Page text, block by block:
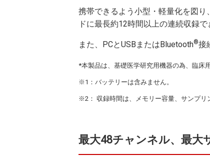
携帯できるよう小型・軽量化を図
ドに最長約12時間以上の連続収録
また、PCとUSBまたはBluetooth®接
*本製品は、基礎医学研究用機器の為、臨床
※1：バッテリーは含みません。
※2： 収録時間は、メモリー容量、サンプリ
最大48チャンネル、最大